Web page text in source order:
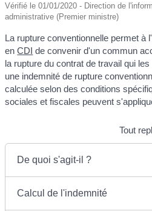
Vérifié le 01/01/2020 - Direction de
administrative (Premier ministre)
La rupture conventionnelle permet à
enCDI de convenir d'un commun
la rupture du contrat de travail qui
une indemnité de rupture
calculée selon des conditions
sociales et fiscales peuvent
Tout
De quoi s'agit-il ?
Calcul de l'indemnité